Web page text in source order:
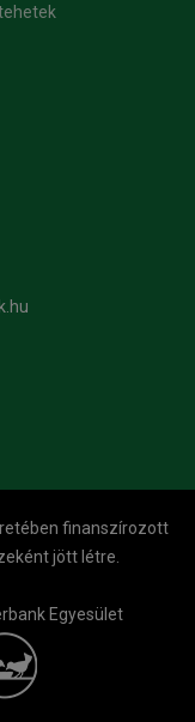
finanszírozott
jött létre.
Egyesület